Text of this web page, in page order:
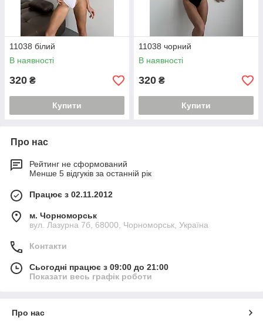
11038 білий
В наявності
320 ₴
Купити
11038 чорний
В наявності
320 ₴
Купити
Про нас
Рейтинг не сформований
Менше 5 відгуків за останній рік
Працює з 02.11.2012
м. Чорноморськ
вул. Лазурна 7б, 68000, Чорноморськ, Україна
Контакти
Сьогодні працює з 09:00 до 21:00
Показати весь графік роботи
Про нас